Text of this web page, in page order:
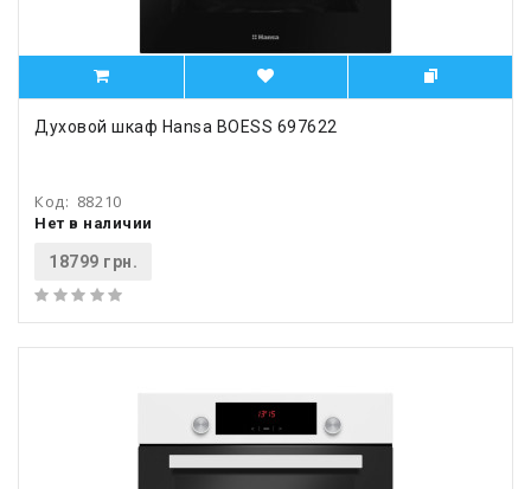
Духовой шкаф Hansa BOESS 697622
Код: 88210
Нет в наличии
18799 грн.